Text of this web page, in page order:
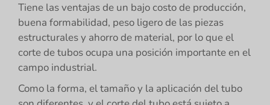
Tiene las ventajas de un bajo costo de producción,
buena formabilidad, peso ligero de las piezas
estructurales y ahorro de material, por lo que el
corte de tubos ocupa una posición importante en el
campo industrial.
Como la forma, el tamaño y la aplicación del tubo